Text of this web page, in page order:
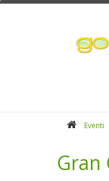
Eventi
Gran